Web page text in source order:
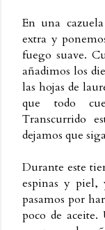
En una
extra y
fuego suave.
añadimos los
las hojas de
que todo
Transcurrido
dejamos que
Durante este
espinas y piel,
pasamos por
poco de aceite.